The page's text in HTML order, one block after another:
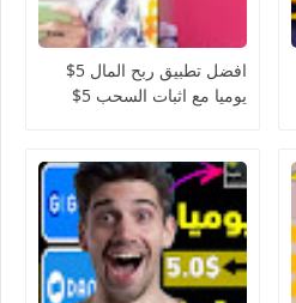
افضل تطبيق ربح المال 5$
يوميا مع اثبات السحب 5$